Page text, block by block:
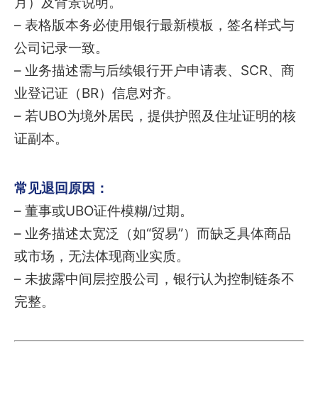
– 表格版本务必使用银行最新模板，签名样式与
公司记录一致。
– 业务描述需与后续银行开户申请表、SCR、商
业登记证（BR）信息对齐。
– 若UBO为境外居民，提供护照及住址证明的核
证副本。
常见退回原因：
– 董事或UBO证件模糊/过期。
– 业务描述太宽泛（如“贸易”）而缺乏具体商品
或市场，无法体现商业实质。
– 未披露中间层控股公司，银行认为控制链条不
完整。